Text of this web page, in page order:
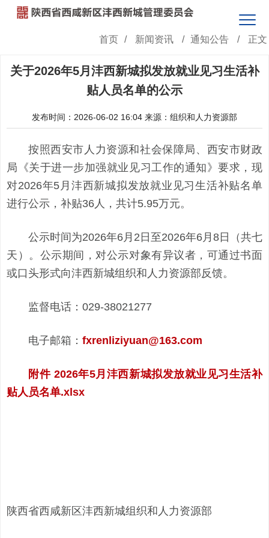
首页 / 新闻资讯 / 通知公告 / 正文
关于2026年5月沣西新城拟发放就业见习生活补
贴人员名单的公示
发布时间：2026-06-02 16:04 来源：组织和人力资源部
按照西安市人力资源和社会保障局、西安市财政
局《关于进一步加强就业见习工作的通知》要求，现
对2026年5月沣西新城拟发放就业见习生活补贴名单
进行公示，补贴36人，共计5.95万元。
公示时间为2026年6月2日至2026年6月8日（共七
天）。公示期间，对公示对象有异议者，可通过书面
或口头形式向沣西新城组织和人力资源部反馈。
监督电话：029-38021277
电子邮箱： fxrenliziyuan@163.com
附件 2026年5月沣西新城拟发放就业见习生活补
贴人员名单.xlsx
陕西省西咸新区沣西新城组织和人力资源部